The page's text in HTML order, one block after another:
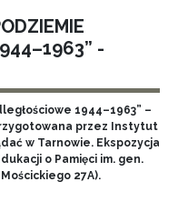
-
1944–1963” –
przez Instytut
w Tarnowie. Ekspozycja
o Pamięci im. gen.
27A).